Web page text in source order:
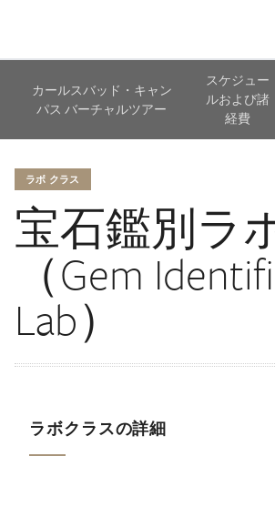
カールスバッド・キャン
パス バーチャルツアー
スケジュー
ルおよび諸
経費
ラボ クラス
宝石鑑別ラ
（Gem
Lab）
ラボクラスの詳細